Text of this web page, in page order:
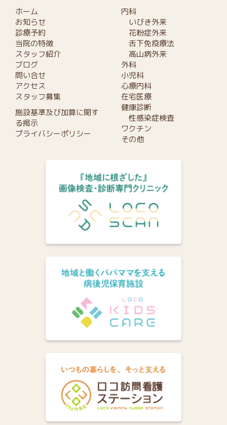
ホーム
お知らせ
診療予約
当院の特徴
スタッフ紹介
ブログ
問い合せ
アクセス
スタッフ募集
施設基準及び加算に関す
る掲示
プライバシーポリシー
内科
いびき外来
花粉症外来
舌下免疫療法
高山病外来
外科
小児科
心療内科
在宅医療
健康診断
性感染症検査
ワクチン
その他